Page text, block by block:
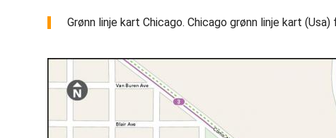
Grønn linje kart Chicago. Chicago grønn linje kart